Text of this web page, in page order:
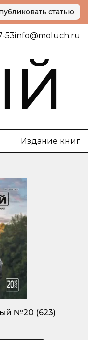
статью
53info@moluch.ru
Издание книг
№20 (623)